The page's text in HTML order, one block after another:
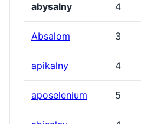
abysalny 4
Absalom 3
apikalny 4
aposelenium 5